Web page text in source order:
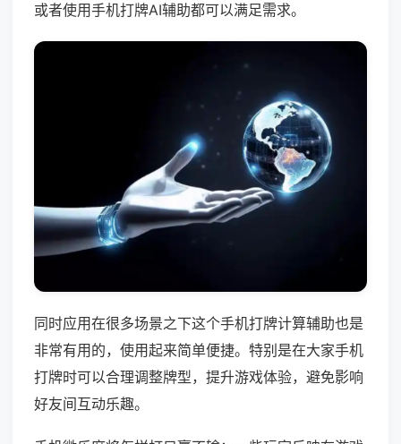
或者使用手机打牌AI辅助都可以满足需求。
同时应用在很多场景之下这个手机打牌计算辅助也是
非常有用的，使用起来简单便捷。特别是在大家手机
打牌时可以合理调整牌型，提升游戏体验，避免影响
好友间互动乐趣。